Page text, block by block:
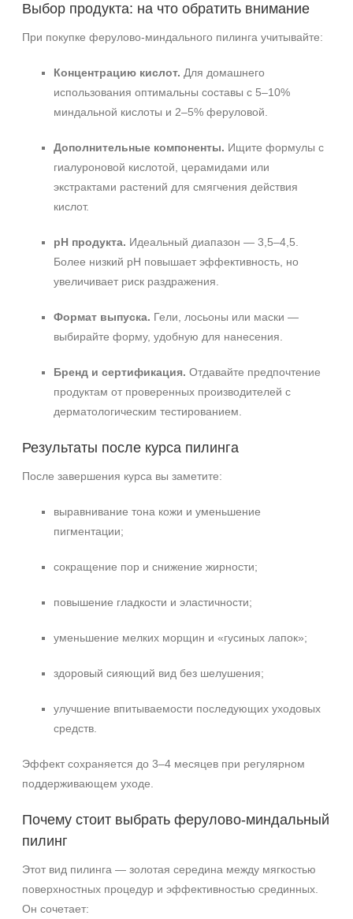
Выбор продукта: на что обратить внимание
При покупке ферулово‑миндального пилинга учитывайте:
Концентрацию кислот. Для домашнего
использования оптимальны составы с 5–10%
миндальной кислоты и 2–5% феруловой.
Дополнительные компоненты. Ищите формулы с
гиалуроновой кислотой, церамидами или
экстрактами растений для смягчения действия
кислот.
pH продукта. Идеальный диапазон — 3,5–4,5.
Более низкий pH повышает эффективность, но
увеличивает риск раздражения.
Формат выпуска. Гели, лосьоны или маски —
выбирайте форму, удобную для нанесения.
Бренд и сертификация. Отдавайте предпочтение
продуктам от проверенных производителей с
дерматологическим тестированием.
Результаты после курса пилинга
После завершения курса вы заметите:
выравнивание тона кожи и уменьшение
пигментации;
сокращение пор и снижение жирности;
повышение гладкости и эластичности;
уменьшение мелких морщин и «гусиных лапок»;
здоровый сияющий вид без шелушения;
улучшение впитываемости последующих уходовых
средств.
Эффект сохраняется до 3–4 месяцев при регулярном
поддерживающем уходе.
Почему стоит выбрать ферулово‑миндальный
пилинг
Этот вид пилинга — золотая середина между мягкостью
поверхностных процедур и эффективностью срединных.
Он сочетает: